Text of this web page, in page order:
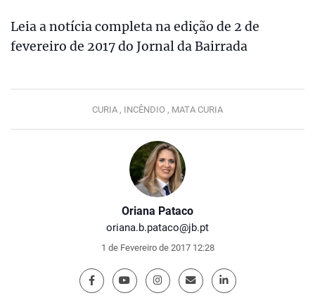
Oriana Pataco
oriana.b.pataco@jb.pt
1 de Fevereiro de 2017 12:28
Leia a notícia completa na edição de 2 de
fevereiro de 2017 do Jornal da Bairrada
CURIA , INCÊNDIO , MATA CURIA